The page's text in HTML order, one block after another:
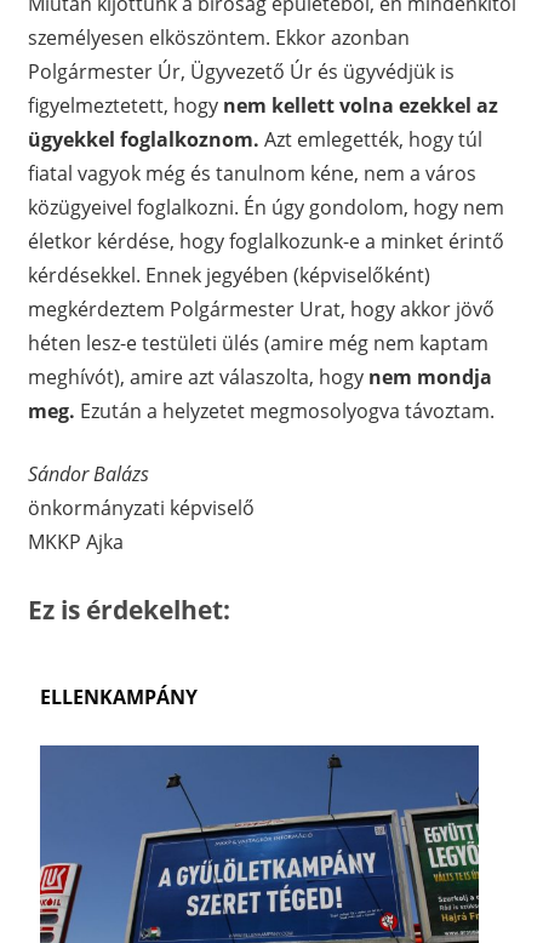
személyesen elköszöntem. Ekkor azonban
Polgármester Úr, Ügyvezető Úr és ügyvédjük is
figyelmeztetett, hogy nem kellett volna ezekkel az
ügyekkel foglalkoznom. Azt emlegették, hogy túl
fiatal vagyok még és tanulnom kéne, nem a város
közügyeivel foglalkozni. Én úgy gondolom, hogy nem
életkor kérdése, hogy foglalkozunk-e a minket érintő
kérdésekkel. Ennek jegyében (képviselőként)
megkérdeztem Polgármester Urat, hogy akkor jövő
héten lesz-e testületi ülés (amire még nem kaptam
meghívót), amire azt válaszolta, hogy nem mondja
meg. Ezután a helyzetet megmosolyogva távoztam.
Sándor Balázs
önkormányzati képviselő
MKKP Ajka
Ez is érdekelhet:
ELLENKAMPÁNY